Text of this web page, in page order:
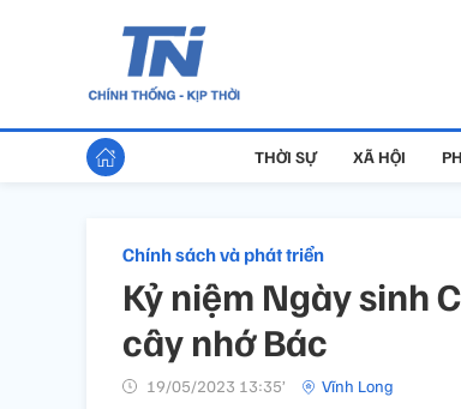
THỜI SỰ XÃ HỘI
Chính sách và phát triển
Kỷ niệm Ngày sinh
cây nhớ Bác
19/05/2023 13:35’ Vĩnh Long